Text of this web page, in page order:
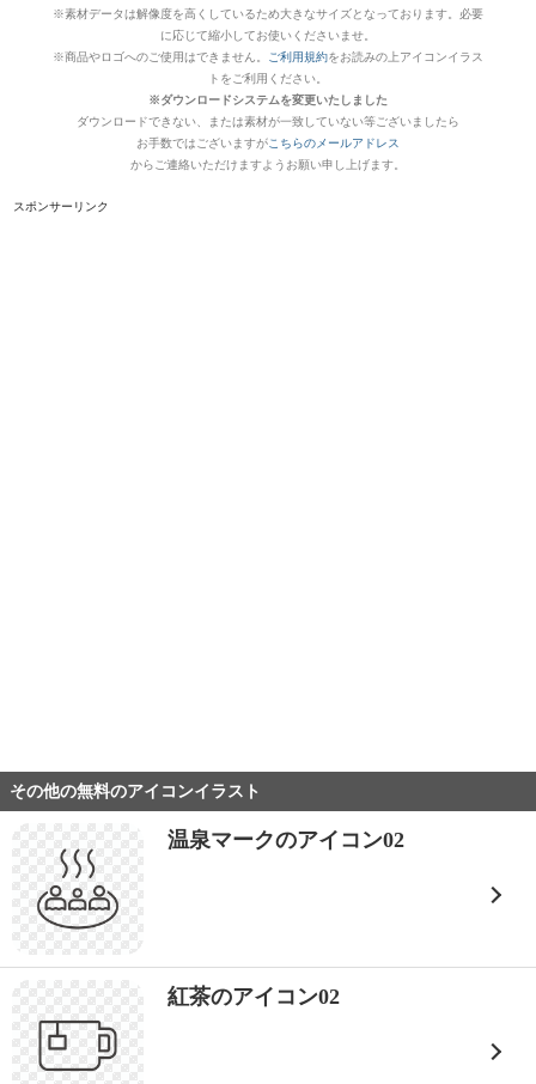
※素材データは解像度を高くしているため大きなサイズとなっております。必要
に応じて縮小してお使いくださいませ。
※商品やロゴへのご使用はできません。
ご利用規約をお読みの上アイコンイラス
トをご利用ください。
※ダウンロードシステムを変更いたしました
ダウンロードできない、または素材が一致していない等ございましたら
お手数ではございますがこちらのメールアドレス
からご連絡いただけますようお願い申し上げます。
スポンサーリンク
その他の無料のアイコンイラスト
温泉マークのアイコン02
紅茶のアイコン02